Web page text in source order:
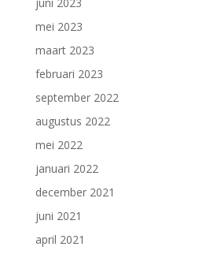
mei 2023
maart 2023
februari 2023
september 2022
augustus 2022
mei 2022
januari 2022
december 2021
juni 2021
april 2021